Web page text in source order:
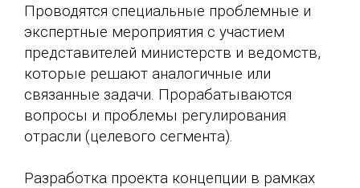
Проводятся специальные проблемные и
экспертные мероприятия с участием
представителей министерств и ведомств,
которые решают аналогичные или
связанные задачи. Прорабатываются
вопросы и проблемы регулирования
отрасли (целевого сегмента).
Разработка проекта концепции в рамках